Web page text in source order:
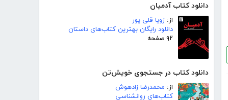
دانلود کتاب آدمیان
از: زویا قلی پور
دانلود رایگان بهترین کتاب‌های داستان
۹۲ صفحه
دانلود کتاب در جستجوی خویش‌تن
از: محمدرضا زادهوش
کتاب‌های روانشناسی